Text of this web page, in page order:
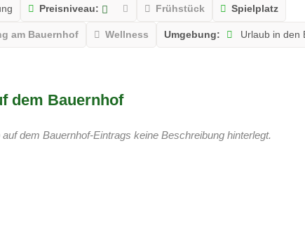
Preisniveau: Frühstück Spielplatz
am Bauernhof Wellness Umgebung: Urlaub in den
dem Bauernhof
dem Bauernhof-Eintrags keine Beschreibung hinterlegt.